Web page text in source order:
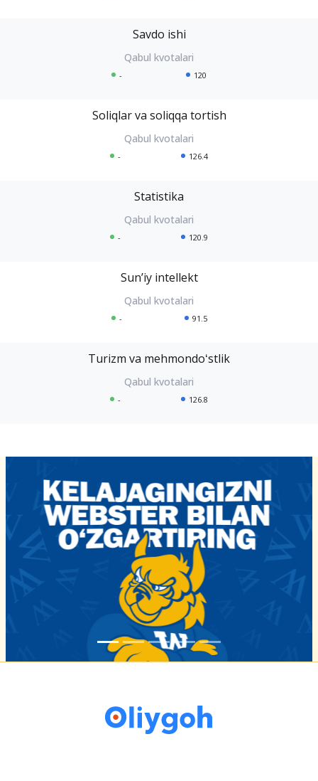
Savdo ishi
- 120
Soliqlar va soliqqa tortish
- 126.4
Statistika
- 120.9
Sunʼiy intellekt
- 91.5
Turizm va mehmondoʻstlik
- 126.8